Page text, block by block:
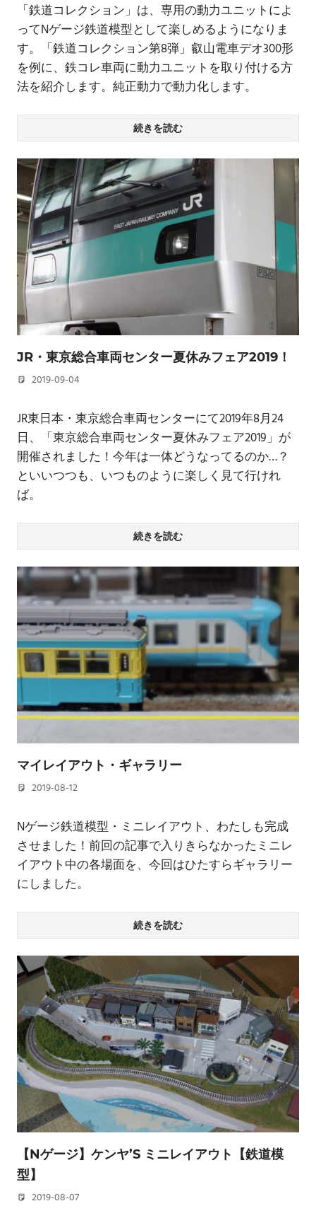
「鉄道コレクション」は、専用の動力ユニットによ
ってNゲージ鉄道模型として楽しめるようになりま
す。「鉄道コレクション第8弾」叡山電車デオ300形
を例に、鉄コレ車両に動力ユニットを取り付ける方
法を紹介します。純正動力で動力化します。
続きを読む
JR・東京総合車両センター夏休みフェア2019！
2019-09-04
JR東日本・東京総合車両センターにて2019年8月24
日、「東京総合車両センター夏休みフェア2019」が
開催されました！今年は一体どうなってるのか…？
といいつつも、いつものように楽しく見て行けれ
ば。
続きを読む
マイレイアウト・ギャラリー
2019-08-12
Nゲージ鉄道模型・ミニレイアウト、わたしも完成
させました！前回の記事で入りきらなかったミニレ
イアウト中の各場面を、今回はひたすらギャラリー
にしました。
続きを読む
【Nゲージ】ケンヤ’S ミニレイアウト【鉄道模
型】
2019-08-07